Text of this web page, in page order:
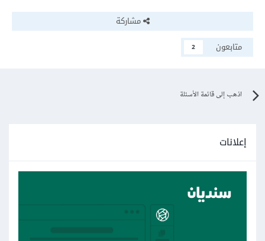
مشاركة
متابعون
2
اذهب إلى قائمة الأسئلة
إعلانات